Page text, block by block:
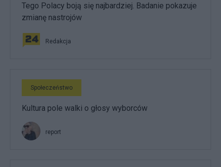
Tego Polacy boją się najbardziej. Badanie pokazuje
zmianę nastrojów
Redakcja
Społeczeństwo
Kultura pole walki o głosy wyborców
report